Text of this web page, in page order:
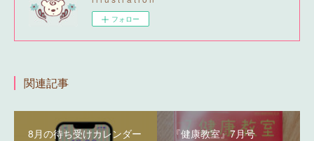
フォロー
関連記事
8月の待ち受けカレンダー 『健康教室』7月号